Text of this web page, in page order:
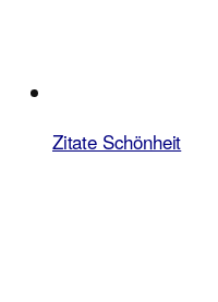
Zitate Schönheit